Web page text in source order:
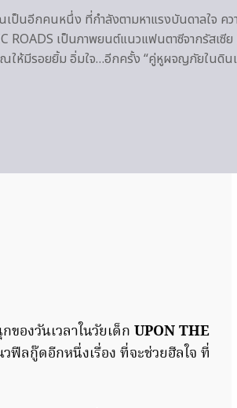
ป็นอีกคนหนึ่ง ที่กำลังตามหาแรงบันดาลใจ คว
ROADS เป็นภาพยนต์แนวแฟนตาซีจากรัสเซี
ณให้มีรอยยิ้ม อิ่มใจ…อีกครั้ง “คู่หูผจญภัยในดิ
องวันเวลาในวัยเด็ก UPON THE
ลกู๊ดอีกหนึ่งเรื่อง ที่จะช่วยฮีลใจ ที่